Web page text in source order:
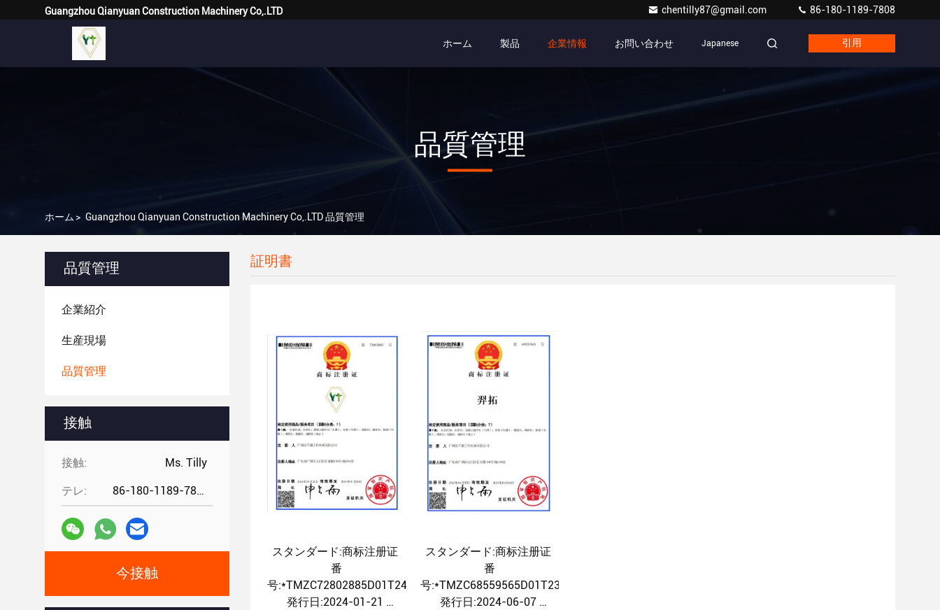
Guangzhou Qianyuan Construction Machinery Co,.LTD chentilly87@gmail.com 86-180-1189-7808
ホーム 製品 企業情報 お問い合わせ Japanese 引用
品質管理
ホーム > Guangzhou Qianyuan Construction Machinery Co,.LTD 品質管理
品質管理
企業紹介
生産現場
品質管理
接触
接触: Ms. Tilly
テレ: 86-180-1189-7808
今接触
証明書
スタンダード:商标注册证
番
号:*TMZC72802885D01T240213*
発行日:2024-01-21
スタンダード:商标注册证
番
号:*TMZC68559565D01T230627*
発行日:2024-06-07